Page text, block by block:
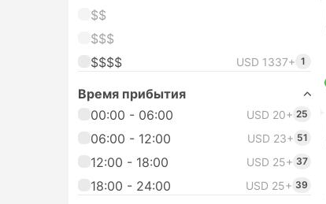
$$
$$$
$$$$
USD 1337+ 1
Время прибытия
00:00 - 06:00
USD 20+ 25
06:00 - 12:00 USD 23+ 51
12:00 - 18:00 USD 25+ 37
18:00 - 24:00 USD 25+ 39